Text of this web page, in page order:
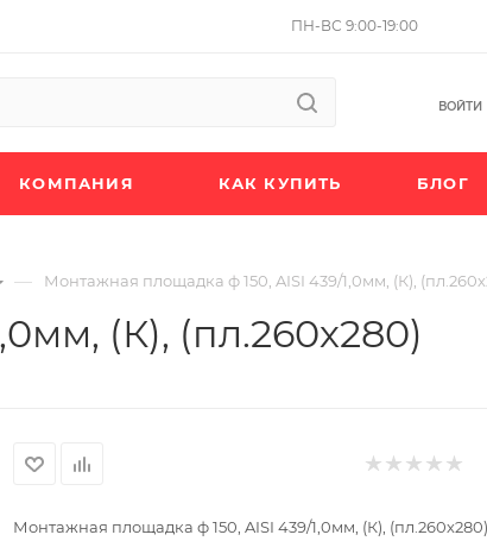
ПН-ВС 9:00-19:00
ВОЙТИ
КОМПАНИЯ КАК КУПИТЬ БЛОГ
— Монтажная площадка ф 150, AISI 439/1,0мм, (К),
(К), (пл.260х280)
Монтажная площадка ф 150, AISI 439/1,0мм, (К), (пл.260х280)